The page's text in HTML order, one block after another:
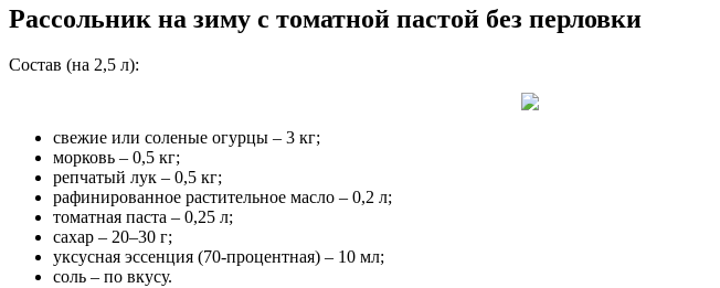
Рассольник на зиму с томатной пастой без перловки
Состав (на 2,5 л):
свежие или соленые огурцы – 3 кг;
морковь – 0,5 кг;
репчатый лук – 0,5 кг;
рафинированное растительное масло – 0,2 л;
томатная паста – 0,25 л;
сахар – 20–30 г;
уксусная эссенция (70-процентная) – 10 мл;
соль – по вкусу.